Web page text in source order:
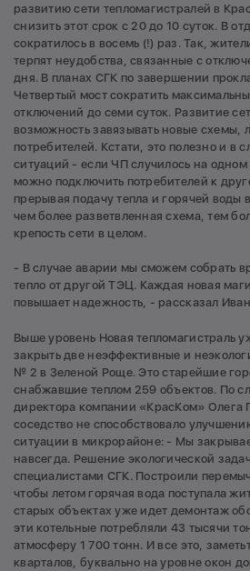
развитию сети тепломагистралей в
снизить этот срок с 20 до 10 суток. В
сократилось в восемь (!) раз. Так,
терпят неудобства, связанные с
дня. В планах СГК по завершении
Четвертый мост сократить
отключений до семи суток. Развитие
возможность завязывать новые схемы,
потребителей. Кстати, это полезно и в
ситуаций - если ЧП случилось на одном
можно подключить потребителей к
прерывая подачу тепла и горячей воды
чем более разветвленная схема, тем
крепость сети в целом.
- В случае аварии мы сможем собрать
тепло от другой ТЭЦ. Каждая новая
повышает надежность, - рассказал
Выше уровень Новая тепломагистраль
закрыть две неэффективные и
№ 2 в Зеленой Роще. Это старейшие
снабжавшие теплом 259 объектов. По
директора компании «КрасКом» Олега
соседство не способствовало
ситуации в микрорайоне: - Мы
навсегда. Решение экологической
специалистами СГК. Построили
чтобы летом горячая вода поступала
старых объектах уже идет демонтаж
эти котельные потребляли 43 тысячи
атмосферу 1 700 тонн. И все это,
кварталов, буквально на уровне окон